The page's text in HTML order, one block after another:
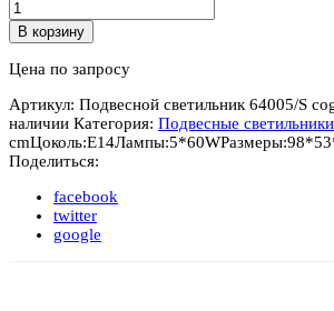
В корзину
Цена по запросу
Артикул: Подвесной светильник 64005/S
наличии Категория: Подвесные светильники
cmЦоколь:E14Лампы:5*60WРазмеры:
Поделиться:
facebook
twitter
google